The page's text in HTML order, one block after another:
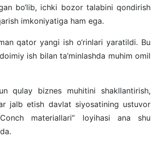
bo‘lib, ichki bozor talabini qondirish
imkoniyatiga ham ega.
qator yangi ish o‘rinlari yaratildi. Bu
doimiy ish bilan ta’minlashda muhim omil
qulay biznes muhitini shakllantirish,
jalb etish davlat siyosatining ustuvor
Conch materiallari” loyihasi ana
shu
.